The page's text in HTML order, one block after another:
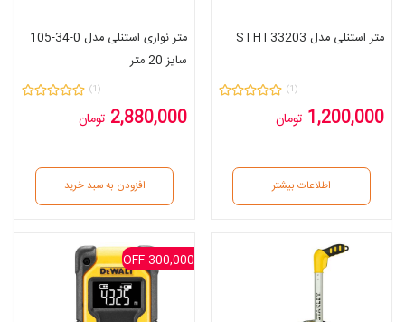
متر استنلی مدل STHT33203
(1)
1,200,000 تومان
اطلاعات بیشتر
متر نواری استنلی مدل 0-34-105
سایز 20 متر
(1)
2,880,000 تومان
افزودن به سبد خرید
300,000 OFF